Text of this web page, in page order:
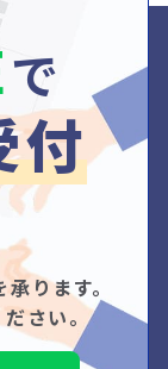
で
付
ります。
さい。